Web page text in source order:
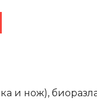
и нож),